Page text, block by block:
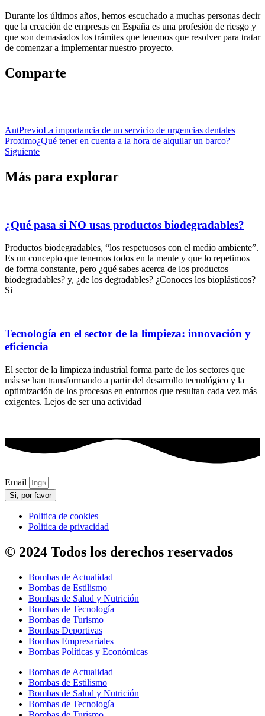
Durante los últimos años, hemos escuchado a muchas personas decir
que la creación de empresas en España es una profesión de riesgo y
que son demasiados los trámites que tenemos que resolver para tratar
de comenzar a implementar nuestro proyecto.
Comparte
AntPrevioLa importancia de un servicio de urgencias dentales
Proximo¿Qué tener en cuenta a la hora de alquilar un barco?
Siguiente
Más para explorar
¿Qué pasa si NO usas productos biodegradables?
Productos biodegradables, “los respetuosos con el medio ambiente”.
Es un concepto que tenemos todos en la mente y que lo repetimos
de forma constante, pero ¿qué sabes acerca de los productos
biodegradables? y, ¿de los degradables? ¿Conoces los bioplásticos?
Si
Tecnología en el sector de la limpieza: innovación y
eficiencia
El sector de la limpieza industrial forma parte de los sectores que
más se han transformando a partir del desarrollo tecnológico y la
optimización de los procesos en entornos que resultan cada vez más
exigentes. Lejos de ser una actividad
Email
Si, por favor
Politica de cookies
Politica de privacidad
© 2024 Todos los derechos reservados
Bombas de Actualidad
Bombas de Estilismo
Bombas de Salud y Nutrición
Bombas de Tecnología
Bombas de Turismo
Bombas Deportivas
Bombas Empresariales
Bombas Políticas y Económicas
Bombas de Actualidad
Bombas de Estilismo
Bombas de Salud y Nutrición
Bombas de Tecnología